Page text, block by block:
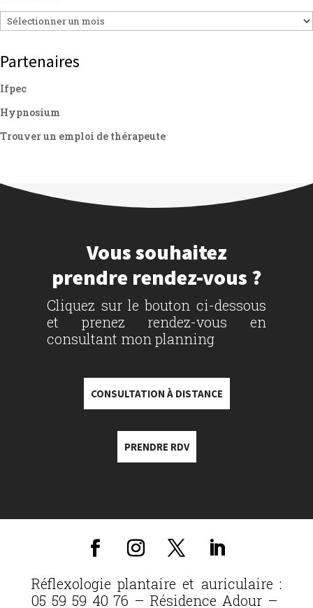
Archives
Partenaires
Ifpec
Hypnosium
Trouver un emploi de thérapeute
Vous souhaitez
prendre rendez-vous ?
Cliquez sur le bouton ci-dessous
et prenez rendez-vous en
consultant mon planning
CONSULTATION À DISTANCE
PRENDRE RDV
Réflexologie plantaire et auriculaire :
05 59 59 40 76 – Résidence Adour –